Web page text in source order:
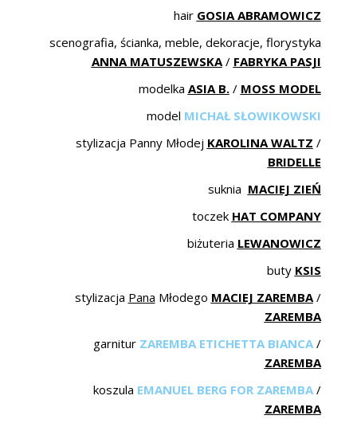
hair GOSIA ABRAMOWICZ
scenografia, ścianka, meble, dekoracje, florystyka
ANNA MATUSZEWSKA/ FABRYKA PASJI
modelka ASIA B./ MOSS MODEL
model MICHAŁ SŁOWIKOWSKI
stylizacja Panny Młodej KAROLINA WALTZ /
BRIDELLE
suknia MACIEJ ZIEŃ
toczek HAT COMPANY
biżuteria LEWANOWICZ
buty KSIS
stylizacja Pana Młodego MACIEJ ZAREMBA/
ZAREMBA
garnitur ZAREMBA ETICHETTA BIANCA/
ZAREMBA
koszula EMANUEL BERG FOR ZAREMBA/
ZAREMBA